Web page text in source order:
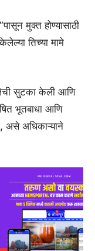
मुक्त होण्यासाठी
तिच्या मामे
सुटका केली आणि
भूतबाधा आणि
असे अधिकाऱ्याने